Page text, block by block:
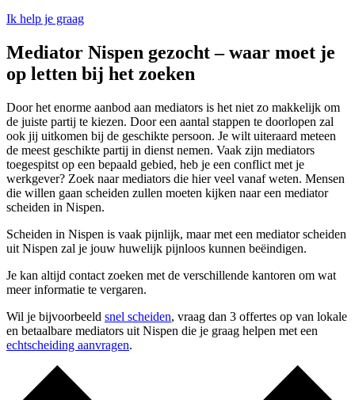
Ik help je graag
Mediator Nispen gezocht – waar moet je
op letten bij het zoeken
Door het enorme aanbod aan mediators is het niet zo makkelijk om
de juiste partij te kiezen. Door een aantal stappen te doorlopen zal
ook jij uitkomen bij de geschikte persoon. Je wilt uiteraard meteen
de meest geschikte partij in dienst nemen. Vaak zijn mediators
toegespitst op een bepaald gebied, heb je een conflict met je
werkgever? Zoek naar mediators die hier veel vanaf weten. Mensen
die willen gaan scheiden zullen moeten kijken naar een mediator
scheiden in Nispen.
Scheiden in Nispen is vaak pijnlijk, maar met een mediator scheiden
uit Nispen zal je jouw huwelijk pijnloos kunnen beëindigen.
Je kan altijd contact zoeken met de verschillende kantoren om wat
meer informatie te vergaren.
Wil je bijvoorbeeld snel scheiden, vraag dan 3 offertes op van lokale
en betaalbare mediators uit Nispen die je graag helpen met een
echtscheiding aanvragen.